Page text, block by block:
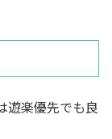
遊楽優先でも良